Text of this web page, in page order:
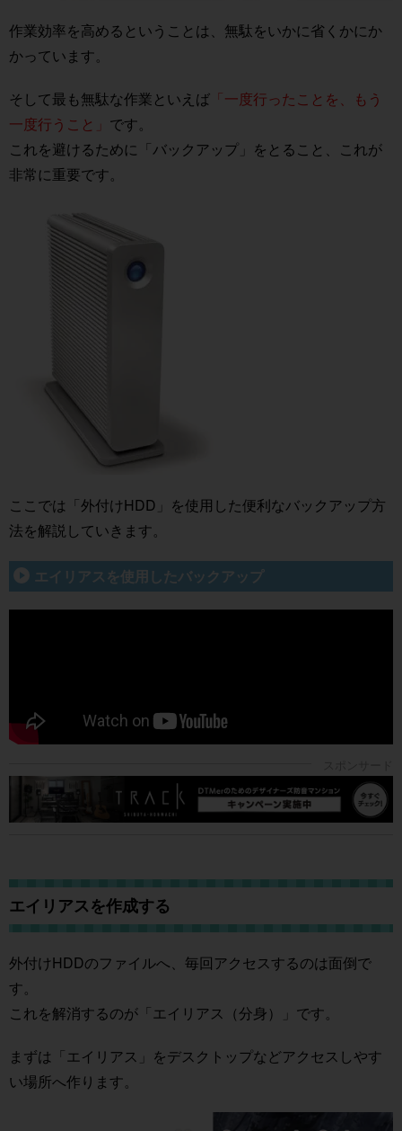
作業効率を高めるということは、無駄をいかに省くかにか
かっています。
そして最も無駄な作業といえば 「一度行ったことを、もう
一度行うこと」 です。
これを避けるために「バックアップ」をとること、これが
非常に重要です。
ここでは「外付けHDD」を使用した便利なバックアップ方
法を解説していきます。
エイリアスを使用したバックアップ
エイリアスを作成する
外付けHDDのファイルへ、毎回アクセスするのは面倒で
す。
これを解消するのが「エイリアス（分身）」です。
まずは「エイリアス」をデスクトップなどアクセスしやす
い場所へ作ります。